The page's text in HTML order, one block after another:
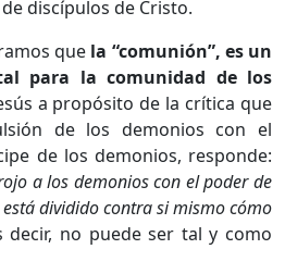
discípulos de Cristo.
que la “comunión”, es un
para la comunidad de los
a propósito de la crítica que
de los demonios con el
de los demonios, responde:
a los demonios con el poder de
dividido contra si mismo cómo
decir, no puede ser tal y como